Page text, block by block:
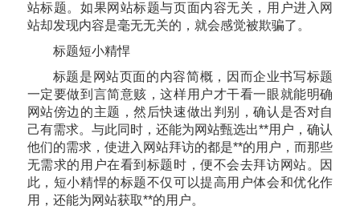
站标题。如果网站标题与页面内容无关，用户进入网
站却发现内容是毫无无关的，就会感觉被欺骗了。
标题短小精悍
标题是网站页面的内容简概，因而企业书写标题
一定要做到言简意赅，这样用户才干看一眼就能明确
网站傍边的主题，然后快速做出判别，确认是否对自
己有需求。与此同时，还能为网站甄选出**用户，确认
他们的需求，使进入网站拜访的都是**的用户，而那些
无需求的用户在看到标题时，便不会去拜访网站。因
此，短小精悍的标题不仅可以提高用户体会和优化作
用，还能为网站获取**的用户。